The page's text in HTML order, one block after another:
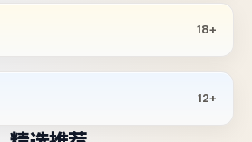
18+
12+